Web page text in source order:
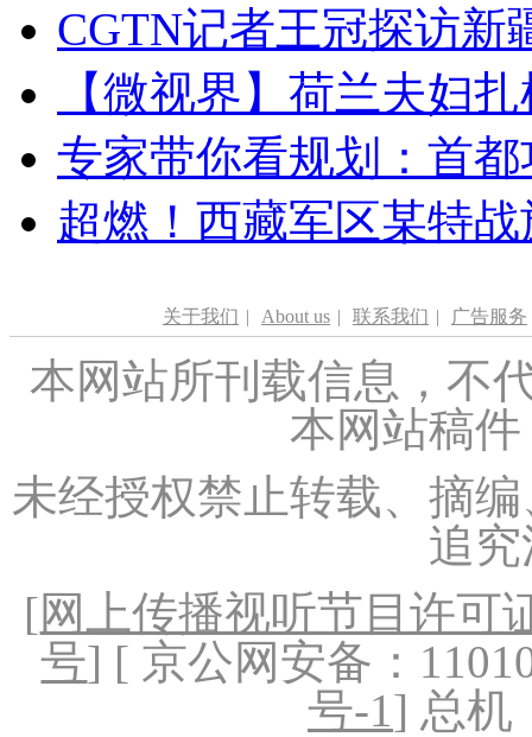
CGTN记者王冠探访新
【微视界】荷兰夫妇
专家带你看规划：首
超燃！西藏军区某特
关于我们 | About us | 联系我们 | 广告服务
本网站所刊载信息，不
本网站稿
未经授权禁止转载、摘
追
[网上传播视听节目许可
号] [ 京公网安备：
号-1] 总机